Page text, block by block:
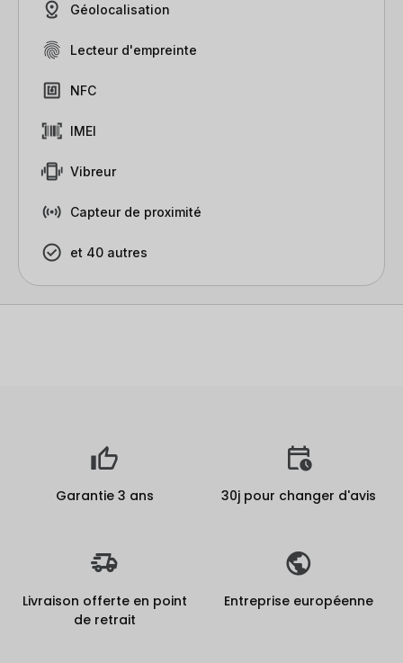
Géolocalisation
Lecteur d'empreinte
NFC
IMEI
Vibreur
Capteur de proximité
et 40 autres
Garantie 3 ans 30j pour changer d'avis
Livraison offerte en point
de retrait
Entreprise européenne